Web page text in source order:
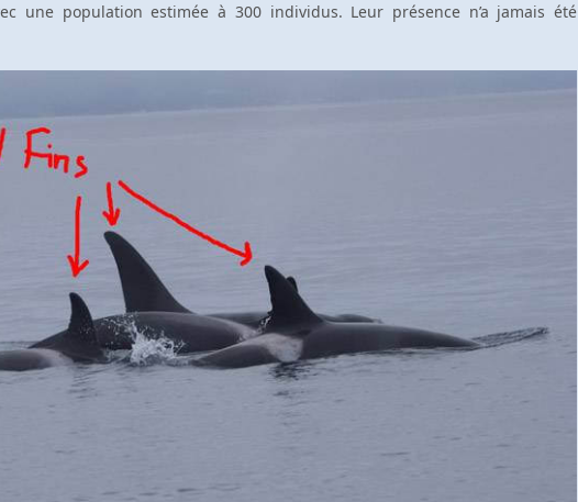
une population estimée à 300 individus. Leur présence n’a jamais été